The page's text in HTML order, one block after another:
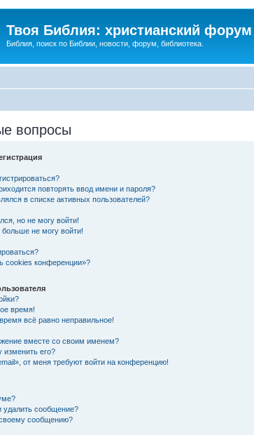
Твоя Библия: христианский форум
Библия, поиск по Библии, новости, форум, библиотека.
вопросы
повторять ввод имени и пароля?
в списке активных пользователей?
но не могу войти!
больше не могу войти!
cookies конференции»?
время!
всё равно неправильное!
вместе со своим именем?
изменить его?
от меня требуют войти на конференцию!
удалить сообщение?
сообщению?